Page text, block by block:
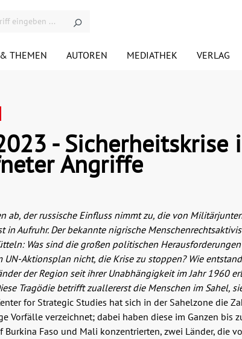
THEMEN
Gesundheit
Umwelt
AUTOREN MEDIATHEK VERLAG
ABDRUCKRECHTE
-
Angriffe
ab, der russische Einfluss nimmt zu, die von
Aufruhr. Der bekannte nigrische
Was sind die großen politischen
Aktionsplan nicht, die Krise zu stoppen? Wie
der Region seit ihrer Unabhängigkeit im Jahr 1960
Tragödie betrifft zuallererst die Menschen im Sahel,
for Strategic Studies hat sich in der Sahelzone
Vorfälle verzeichnet; dabei haben diese im Ganzen bis
Burkina Faso und Mali konzentrierten, zwei Länder,